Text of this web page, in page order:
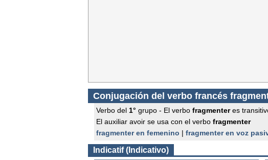
Conjugación del verbo francés
Verbo del 1° grupo - El verbo fragmenteres
El auxiliar avoir se usa con el verbo fragmenter
fragmenter en femenino | fragmenter en voz
Indicatif (Indicativo)